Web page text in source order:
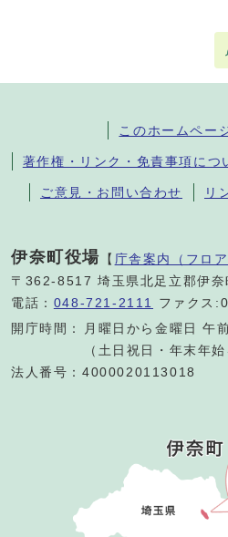
このホームペー
著作権・リンク・免責事項につ
ご意見・お問い合わせ リ
伊奈町役場 【 庁舎案内（フロア
〒362-8517 埼玉県北足立郡伊
電話： 048-721-2111
ファクス
開庁時間：
月曜日から金曜日 午
（土日祝日・年末年始
法人番号：4000020113018